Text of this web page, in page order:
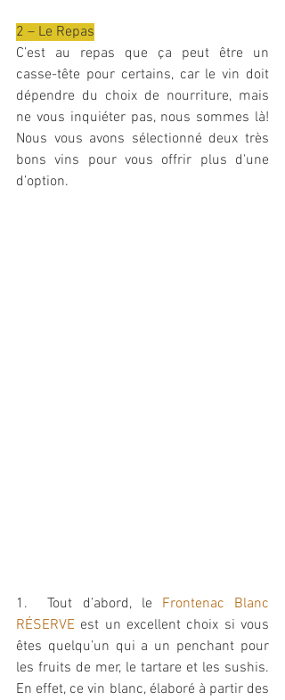
2 – Le Repas
C’est au repas que ça peut être un
casse-tête pour certains, car le vin doit
dépendre du choix de nourriture, mais
ne vous inquiéter pas, nous sommes là!
Nous vous avons sélectionné deux très
bons vins pour vous offrir plus d'une
d’option.
1.  Tout d’abord, le Frontenac Blanc
RÉSERVE est un excellent choix si vous
êtes quelqu’un qui a un penchant pour
les fruits de mer, le tartare et les sushis.
En effet, ce vin blanc, élaboré à partir des